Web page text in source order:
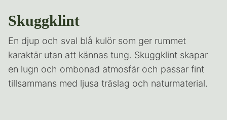
Skuggklint
En djup och sval blå kulör som ger rummet
karaktär utan att kännas tung. Skuggklint skapar
en lugn och ombonad atmosfär och passar fint
tillsammans med ljusa träslag och naturmaterial.